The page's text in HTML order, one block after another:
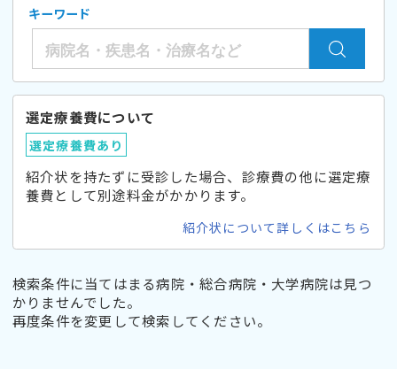
キーワード
選定療養費について
選定療養費あり
紹介状を持たずに受診した場合、診療費の他に選定療
養費として別途料金がかかります。
紹介状について詳しくはこちら
検索条件に当てはまる病院・総合病院・大学病院は見つ
かりませんでした。
再度条件を変更して検索してください。